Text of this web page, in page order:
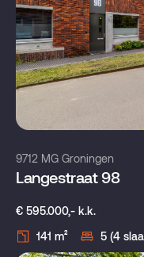
9712 MG Groningen
Langestraat 98
€ 595.000,- k.k.
141 m²
5 (4